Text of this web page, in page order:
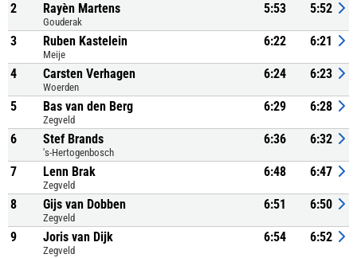
2 Rayèn Martens
Gouderak
5:53 5:52
3 Ruben Kastelein
Meije
6:22 6:21
4 Carsten Verhagen
Woerden
6:24 6:23
5 Bas van den Berg
Zegveld
6:29 6:28
6 Stef Brands
's-Hertogenbosch
6:36 6:32
7 Lenn Brak
Zegveld
6:48 6:47
8 Gijs van Dobben
Zegveld
6:51 6:50
9 Joris van Dijk
Zegveld
6:54 6:52